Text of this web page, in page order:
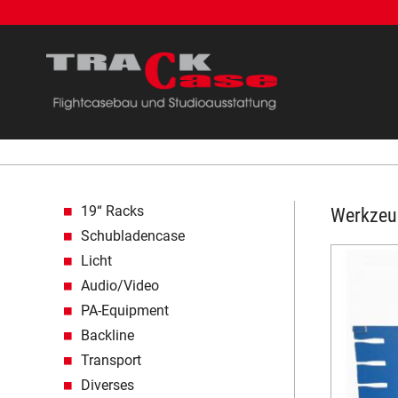
Navigation überspringen
19“ Racks
Schubladencase
Licht
Audio/Video
PA-Equipment
Backline
Transport
Diverses